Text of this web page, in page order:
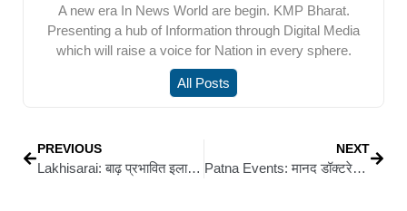
A new era In News World are begin. KMP Bharat.
Presenting a hub of Information through Digital Media
which will raise a voice for Nation in every sphere.
All Posts
PREVIOUS
Lakhisarai: बाढ़ प्रभावित इलाकों में उपमुख्यमंत्री का दौरा, राहत कार्य तेज करने के निर्देश
NEXT
Patna Events: मानद डॉक्टरेट से नवाज़े जाएंगे शिक्षा, ज्ञान और नवाचार के पुरोधा, 31 अगस्त को किसान पैलेस में जुटेंगे देशभर के गणमान्य